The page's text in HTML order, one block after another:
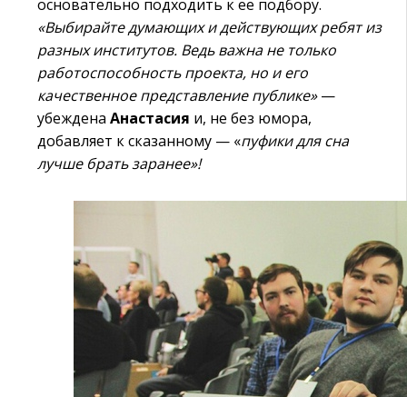
основательно подходить к ее подбору.
«Выбирайте думающих и действующих ребят из
разных институтов. Ведь важна не только
работоспособность проекта, но и его
качественное представление публике»—
убеждена Анастасия и, не без юмора,
добавляет к сказанному — «пуфики для сна
лучше брать заранее»!